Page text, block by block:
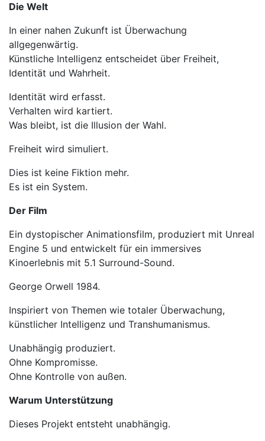
Die Welt
In einer nahen Zukunft ist Überwachung
allgegenwärtig.
Künstliche Intelligenz entscheidet über Freiheit,
Identität und Wahrheit.
Identität wird erfasst.
Verhalten wird kartiert.
Was bleibt, ist die Illusion der Wahl.
Freiheit wird simuliert.
Dies ist keine Fiktion mehr.
Es ist ein System.
Der Film
Ein dystopischer Animationsfilm, produziert mit Unreal
Engine 5 und entwickelt für ein immersives
Kinoerlebnis mit 5.1 Surround-Sound.
George Orwell 1984.
Inspiriert von Themen wie totaler Überwachung,
künstlicher Intelligenz und Transhumanismus.
Unabhängig produziert.
Ohne Kompromisse.
Ohne Kontrolle von außen.
Warum Unterstützung
Dieses Projekt entsteht unabhängig.